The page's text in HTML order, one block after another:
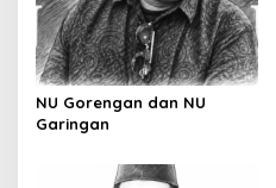
NU Gorengan dan NU
Garingan